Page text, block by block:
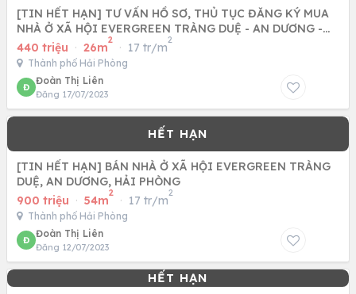
[TIN HẾT HẠN] TƯ VẤN HỒ SƠ, THỦ TỤC ĐĂNG KÝ MUA
NHÀ Ở XÃ HỘI EVERGREEN TRÀNG DUỆ - AN DƯƠNG -
HẢI PHÒNG
440 triệu · 26m
2
· 17 tr/m
2
Thành phố Hải Phòng
Đ
Đoàn Thị Liên
Đăng 17/07/2023
[TIN HẾT HẠN] BÁN NHÀ Ở XÃ HỘI EVERGREEN TRÀNG
DUỆ, AN DƯƠNG, HẢI PHÒNG
900 triệu · 54m
2
· 17 tr/m
2
Thành phố Hải Phòng
Đ
Đoàn Thị Liên
Đăng 12/07/2023